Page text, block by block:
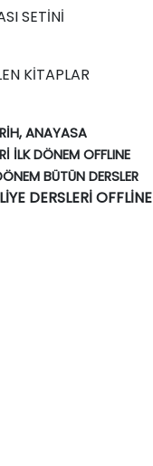
SETİNİ
KİTAPLAR
ANAYASA
İLK DÖNEM OFFLINE
BÜTÜN DERSLER
DERSLERİ OFFLİNE